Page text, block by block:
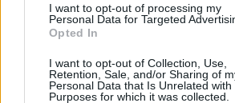
I want to opt-out of processing my
Personal Data for Targeted
Opted In
I want to opt-out of Collection, Use,
Retention, Sale, and/or Sharing of
Personal Data that Is Unrelated with
Purposes for which it was collected.
Jelenet A csalogányból